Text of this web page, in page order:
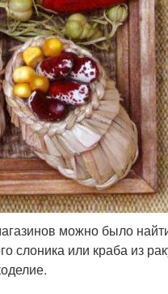
можно было
слоника или краба из